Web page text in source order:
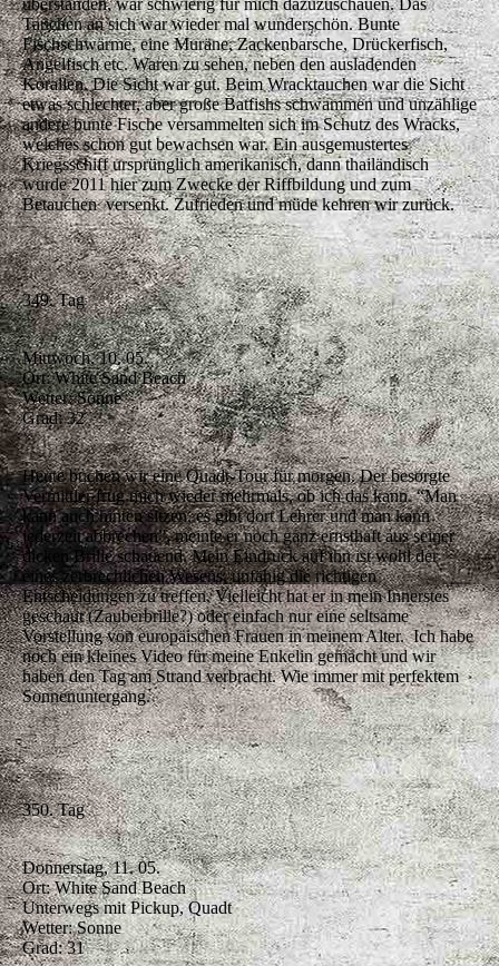
Tauchen an sich war wieder mal wunderschön. Bunte
Fischschwärme, eine Muräne, Zackenbarsche, Drückerfisch,
Angelfisch etc. Waren zu sehen, neben den ausladenden
Korallen. Die Sicht war gut. Beim Wracktauchen war die Sicht
etwas schlechter, aber große Batfishs schwammen und unzählige
andere bunte Fische versammelten sich im Schutz des Wracks,
welches schon gut bewachsen war. Ein ausgemustertes
Kriegsschiff ursprünglich amerikanisch, dann thailändisch
wurde 2011 hier zum Zwecke der Riffbildung und zum
Betauchen versenkt. Zufrieden und müde kehren wir zurück.
349. Tag
Mittwoch, 10. 05.
Ort: White Sand Beach
Wetter: Sonne
Grad: 32
Heute buchen wir eine Quadt-Tour für morgen. Der besorgte
Vermittler frug mich wieder mehrmals, ob ich das kann. “Man
kann auch hinten sitzen, es gibt dort Lehrer und man kann
jederzeit abbrechen”, meinte er noch ganz ernsthaft aus seiner
dicken Brille schauend. Mein Eindruck auf ihn ist wohl der
eines zerbrechlichen Wesens, unfähig die richtigen
Entscheidungen zu treffen. Vielleicht hat er in mein Innerstes
geschaut (Zauberbrille?) oder einfach nur eine seltsame
Vorstellung von europäischen Frauen in meinem Alter. Ich habe
noch ein kleines Video für meine Enkelin gemacht und wir
haben den Tag am Strand verbracht. Wie immer mit perfektem
Sonnenuntergang.
350. Tag
Donnerstag, 11. 05.
Ort: White Sand Beach
Unterwegs mit Pickup, Quadt
Wetter: Sonne
Grad: 31